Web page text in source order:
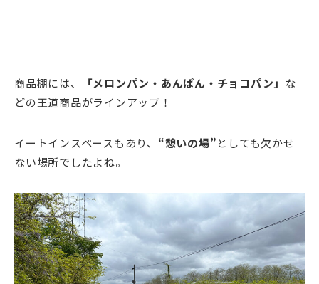
商品棚には、 「メロンパン・あんぱん・チョコパン」 な
どの王道商品がラインアップ！
イートインスペースもあり、 “憩いの場”としても欠かせ
ない場所でしたよね。